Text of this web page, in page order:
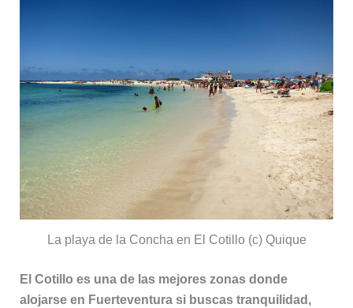
La playa de la Concha en El Cotillo (c) Quique
El Cotillo es una de las mejores zonas donde
alojarse en Fuerteventura si buscas tranquilidad,